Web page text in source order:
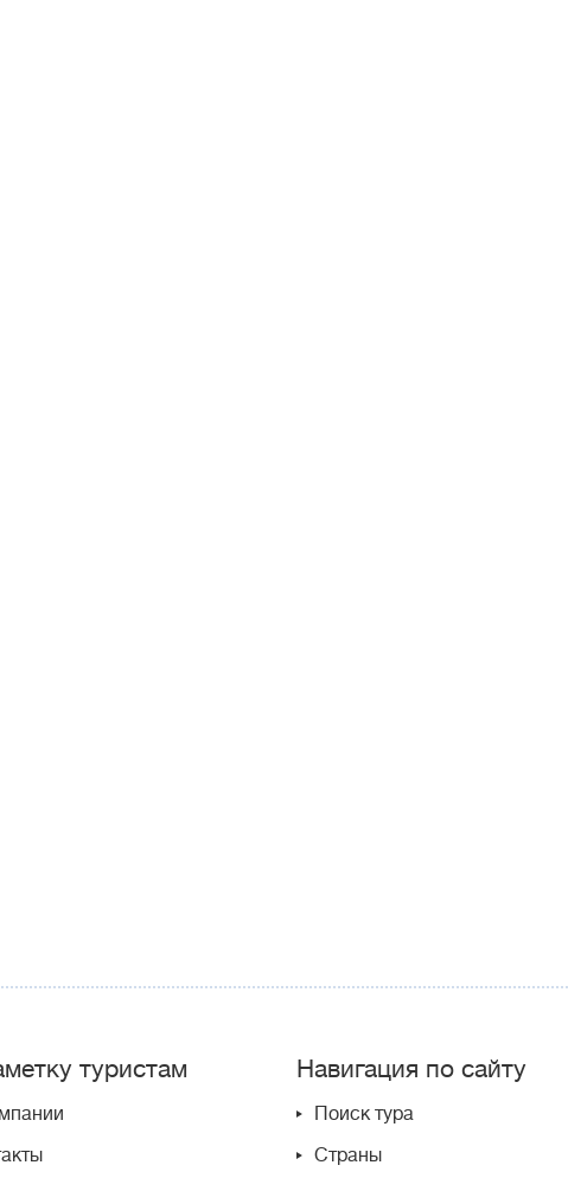
туристам Навигация по сайту
Поиск тура
Страны